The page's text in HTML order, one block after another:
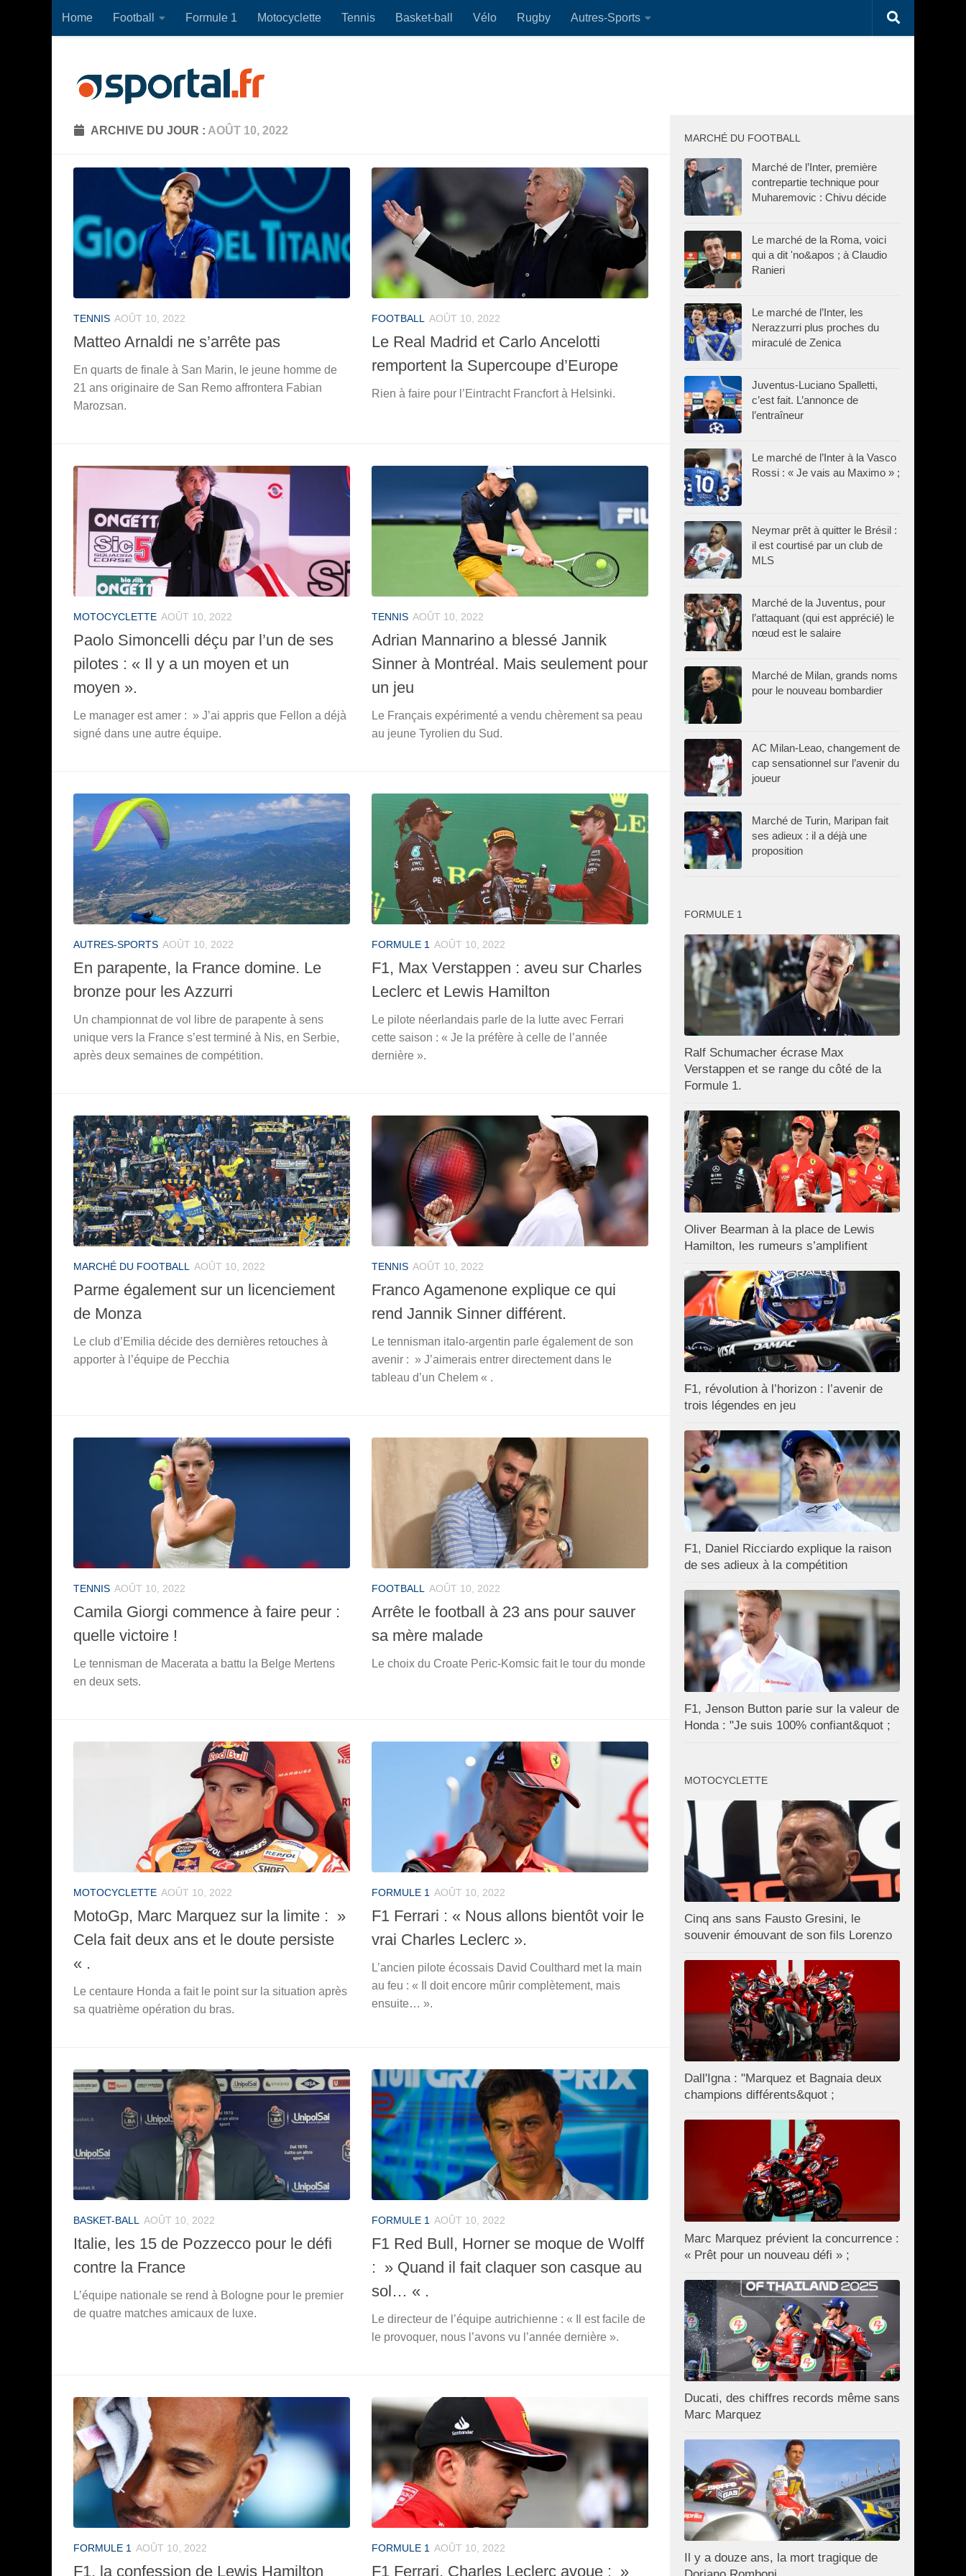
Skip to content
Home Football Formule 1 Motocyclette Tennis Basket-ball Vélo Rugby Autres-Sports
ARCHIVE DU JOUR : AOÛT 10, 2022
TENNIS AOÛT 10, 2022
Matteo Arnaldi ne s’arrête pas
En quarts de finale à San Marin, le jeune homme de
21 ans originaire de San Remo affrontera Fabian
Marozsan.
FOOTBALL AOÛT 10, 2022
Le Real Madrid et Carlo Ancelotti
remportent la Supercoupe d’Europe
Rien à faire pour l’Eintracht Francfort à Helsinki.
MOTOCYCLETTE AOÛT 10, 2022
Paolo Simoncelli déçu par l’un de ses
pilotes : « Il y a un moyen et un
moyen ».
Le manager est amer : » J’ai appris que Fellon a déjà
signé dans une autre équipe.
TENNIS AOÛT 10, 2022
Adrian Mannarino a blessé Jannik
Sinner à Montréal. Mais seulement pour
un jeu
Le Français expérimenté a vendu chèrement sa peau
au jeune Tyrolien du Sud.
AUTRES-SPORTS AOÛT 10, 2022
En parapente, la France domine. Le
bronze pour les Azzurri
Un championnat de vol libre de parapente à sens
unique vers la France s’est terminé à Nis, en Serbie,
après deux semaines de compétition.
FORMULE 1 AOÛT 10, 2022
F1, Max Verstappen : aveu sur Charles
Leclerc et Lewis Hamilton
Le pilote néerlandais parle de la lutte avec Ferrari
cette saison : « Je la préfère à celle de l’année
dernière ».
MARCHÉ DU FOOTBALL AOÛT 10, 2022
Parme également sur un licenciement
de Monza
Le club d’Emilia décide des dernières retouches à
apporter à l’équipe de Pecchia
TENNIS AOÛT 10, 2022
Franco Agamenone explique ce qui
rend Jannik Sinner différent.
Le tennisman italo-argentin parle également de son
avenir : » J’aimerais entrer directement dans le
tableau d’un Chelem « .
TENNIS AOÛT 10, 2022
Camila Giorgi commence à faire peur :
quelle victoire !
Le tennisman de Macerata a battu la Belge Mertens
en deux sets.
FOOTBALL AOÛT 10, 2022
Arrête le football à 23 ans pour sauver
sa mère malade
Le choix du Croate Peric-Komsic fait le tour du monde
MOTOCYCLETTE AOÛT 10, 2022
MotoGp, Marc Marquez sur la limite : »
Cela fait deux ans et le doute persiste
« .
Le centaure Honda a fait le point sur la situation après
sa quatrième opération du bras.
FORMULE 1 AOÛT 10, 2022
F1 Ferrari : « Nous allons bientôt voir le
vrai Charles Leclerc ».
L’ancien pilote écossais David Coulthard met la main
au feu : « Il doit encore mûrir complètement, mais
ensuite… ».
BASKET-BALL AOÛT 10, 2022
Italie, les 15 de Pozzecco pour le défi
contre la France
L’équipe nationale se rend à Bologne pour le premier
de quatre matches amicaux de luxe.
FORMULE 1 AOÛT 10, 2022
F1 Red Bull, Horner se moque de Wolff
: » Quand il fait claquer son casque au
sol… « .
Le directeur de l’équipe autrichienne : « Il est facile de
le provoquer, nous l’avons vu l’année dernière ».
FORMULE 1 AOÛT 10, 2022
F1, la confession de Lewis Hamilton
FORMULE 1 AOÛT 10, 2022
F1 Ferrari, Charles Leclerc avoue : »
MARCHÉ DU FOOTBALL
Marché de l’Inter, première
contrepartie technique pour
Muharemovic : Chivu décide
Le marché de la Roma, voici
qui a dit 'no&apos ; à Claudio
Ranieri
Le marché de l’Inter, les
Nerazzurri plus proches du
miraculé de Zenica
Juventus-Luciano Spalletti,
c’est fait. L’annonce de
l’entraîneur
Le marché de l’Inter à la Vasco
Rossi : « Je vais au Maximo » ;
Neymar prêt à quitter le Brésil :
il est courtisé par un club de
MLS
Marché de la Juventus, pour
l’attaquant (qui est apprécié) le
nœud est le salaire
Marché de Milan, grands noms
pour le nouveau bombardier
AC Milan-Leao, changement de
cap sensationnel sur l’avenir du
joueur
Marché de Turin, Maripan fait
ses adieux : il a déjà une
proposition
FORMULE 1
Ralf Schumacher écrase Max
Verstappen et se range du côté de la
Formule 1.
Oliver Bearman à la place de Lewis
Hamilton, les rumeurs s’amplifient
F1, révolution à l’horizon : l’avenir de
trois légendes en jeu
F1, Daniel Ricciardo explique la raison
de ses adieux à la compétition
F1, Jenson Button parie sur la valeur de
Honda : "Je suis 100% confiant&quot ;
MOTOCYCLETTE
Cinq ans sans Fausto Gresini, le
souvenir émouvant de son fils Lorenzo
Dall'Igna : "Marquez et Bagnaia deux
champions différents&quot ;
Marc Marquez prévient la concurrence :
« Prêt pour un nouveau défi » ;
Ducati, des chiffres records même sans
Marc Marquez
Il y a douze ans, la mort tragique de